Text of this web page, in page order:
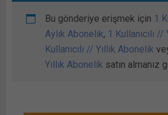
Bu gönderiye erişmek için 1
Aylık Abonelik, 1 Kullanıcılı
Kullanıcılı // Yıllık Abonelik
Yıllık Abonelik satın almanız